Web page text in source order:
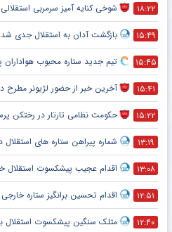
۱۸:۲۲ شوخی کنایه آمیز سرمربی
۱۵:۴۹ بازگشت آدان به استقلال جدی شد
۱۵:۴۵ تیم جدید ستاره محبوب
۱۵:۴۱ آخرین خبر از حضور لژیونر مطرح
۱۵:۲۲ حکومت نظامی تارتار در رختکن
۱۳:۱۹ شماره پیراهن ستاره های
۱۳:۰۸ اقدام عجیب پیشکسوت استقلال
۱۲:۵۱ اقدام تحسین برانگیز ستاره
۱۲:۴۰ متلک سنگین پیشکسوت استقلال به